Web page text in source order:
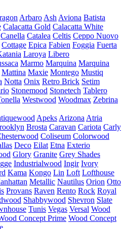
Arbaro Ash Aviona Batista
Calacatta Gold Calacatta White
Canella Catalea Celtis Ceppo Nuovo
Cottage Epica Fabien Foggia Fuerta
Laroya Libero
Marmo Marquina Marquina
Mattina Maxie Montego Mustiq
Notta Onix Retro Brick Setim
Stonemood Stonetech Tablero
Westwood Woodmax Zebrina
Apeks Arizona Atria
Brosta Caravan Cariota Carly
Coliseum Colorwood
Deco Eilat Etna Exterio
Glory Granite Grey Shades
Industrialwood Ingir Ivory
Kama Kongo Lin Loft Lofthouse
Metallic Nautilus Orion Otto
Provans Raven Rento Rock Royal
Shabbywood Shevron Slate
Tunis Vegas Versal Wood
Concept Prime Wood Concept